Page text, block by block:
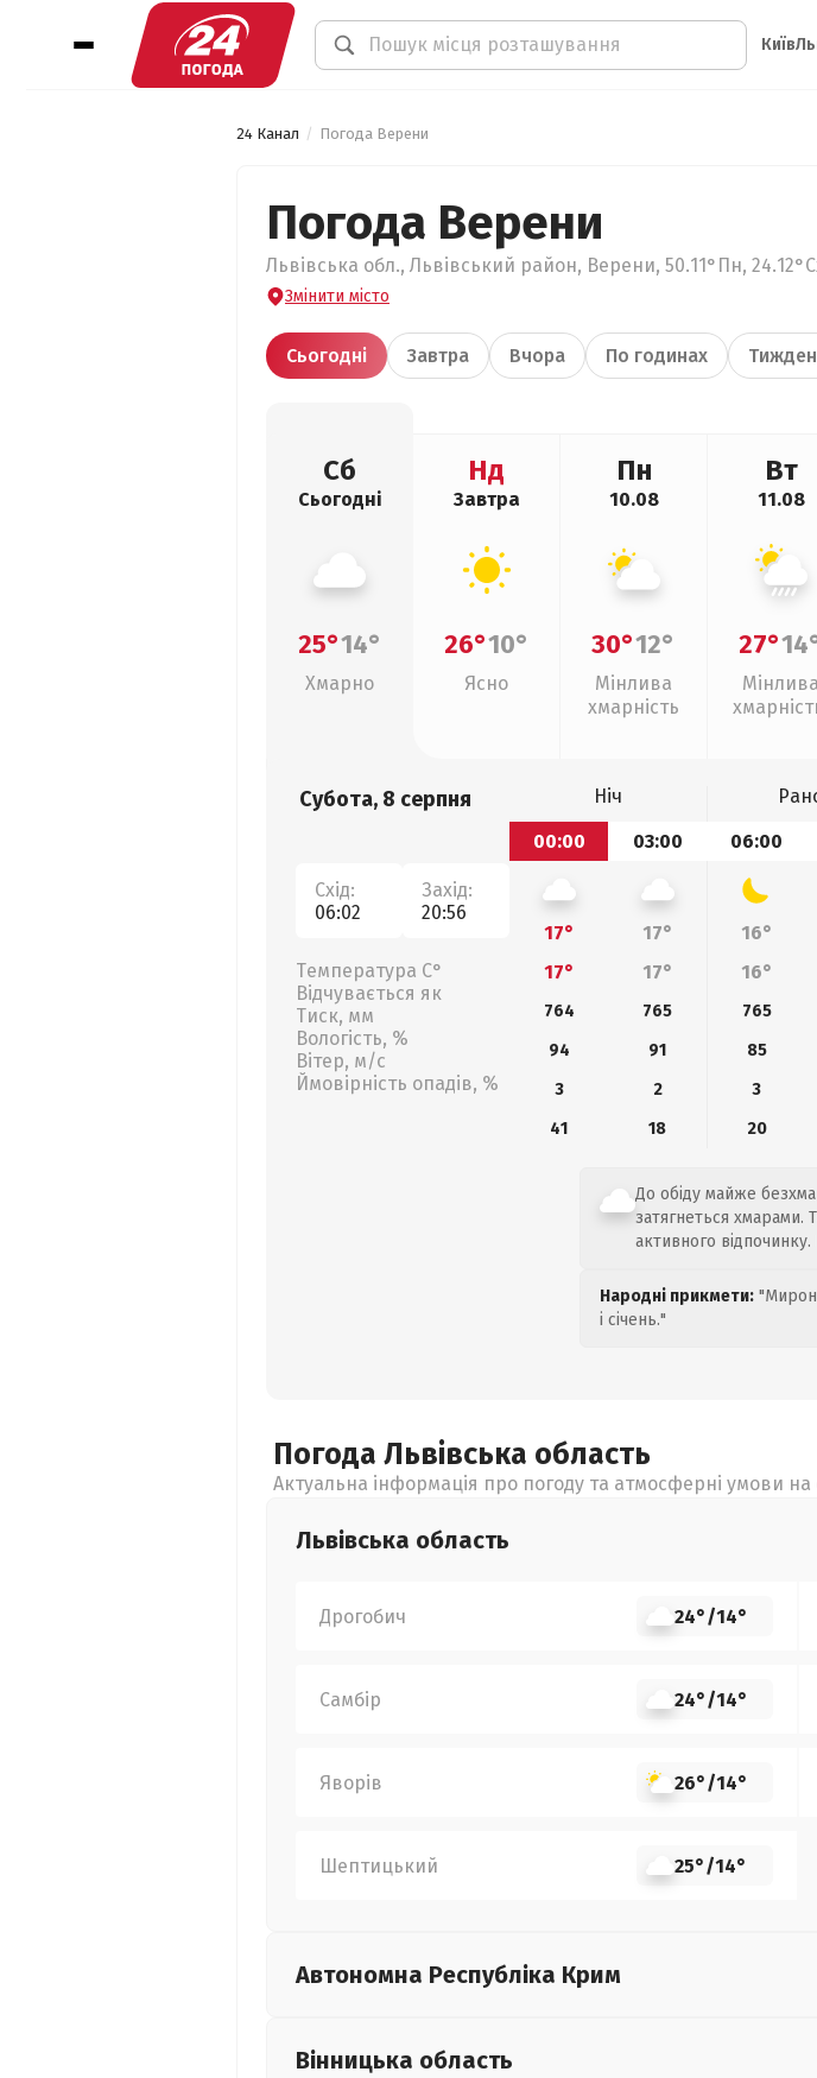
Київ
24 Канал Погода Верени
Погода Верени
Львівська обл., Львівський район, Верени, 50.11°Пн,
Змінити місто
Сьогодні Завтра Вчора По годинах
Сб
Сьогодні
25°14°
Хмарно
Нд
Завтра
26°10°
Ясно
Пн
10.08
30°12°
Мінлива
хмарність
Вт
11.08
27°
Мінлива
Субота, 8 серпня
Схід:
06:02
Захід:
20:56
Температура С°
Відчувається як
Тиск, мм
Вологість, %
Вітер, м/с
Ймовірність опадів, %
Ніч
00:00
03:00 06:00
17° 17° 16°
17°
17° 16°
764 765 765
94
91 85
3
2 3
41
18 20
До обіду майже
затягнеться хмарами.
активного
Народні прикмети:
і січень."
Погода Львівська область
Актуальна інформація про погоду та атмосферні умови на
Львівська область
Дрогобич 24°/14°
Самбір 24°/14°
Яворів 26°/14°
Шептицький 25°/14°
Автономна Республіка Крим
Вінницька область